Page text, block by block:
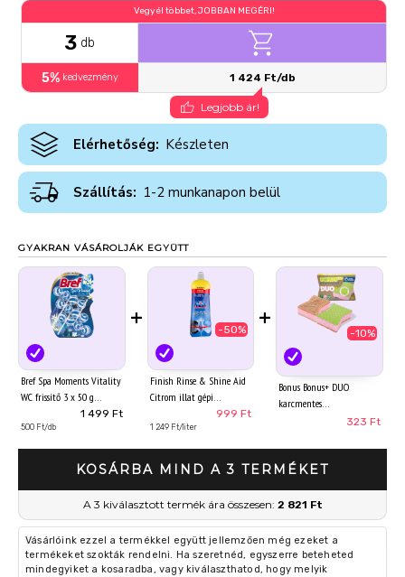
Vegyél többet, JOBBAN MEGÉRI!
3 db
5% kedvezmény 1 424 Ft/db
Legjobb ár!
Elérhetőség: Készleten
Szállítás: 1-2 munkanapon belül
GYAKRAN VÁSÁROLJÁK EGYÜTT
Bref Spa Moments Vitality
WC frissítő 3 x 50 g
1 499 Ft
500 Ft/db
+
-50%
Finish Rinse & Shine Aid
Citrom illat gépi
999 Ft
1 249 Ft/liter
+
-10%
Bonus Bonus+ DUO
karcmentes
mosogatószivacs 2 db323 Ft
KOSÁRBA MIND A 3 TERMÉKET
A 3 kiválasztott termék ára összesen: 2 821 Ft
Vásárlóink ezzel a termékkel együtt jellemzően még ezeket a
termékeket szokták rendelni. Ha szeretnéd, egyszerre beteheted
mindegyiket a kosaradba, vagy kiválaszthatod, hogy melyik